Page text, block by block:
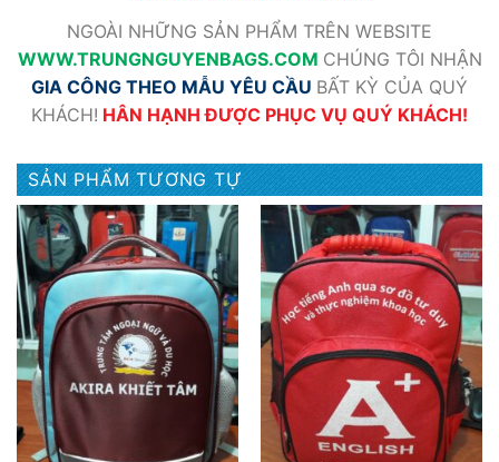
NGOÀI NHỮNG SẢN PHẨM TRÊN WEBSITE
WWW.TRUNGNGUYENBAGS.COM CHÚNG TÔI NHẬN
GIA CÔNG THEO MẪU YÊU CẦU BẤT KỲ CỦA QUÝ
KHÁCH! HÂN HẠNH ĐƯỢC PHỤC VỤ QUÝ KHÁCH!
SẢN PHẨM TƯƠNG TỰ